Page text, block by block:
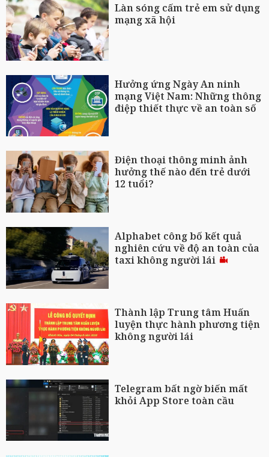
Làn sóng cấm trẻ em sử dụng
mạng xã hội
Hưởng ứng Ngày An ninh
mạng Việt Nam: Những thông
điệp thiết thực về an toàn số
Điện thoại thông minh ảnh
hưởng thế nào đến trẻ dưới
12 tuổi?
Alphabet công bố kết quả
nghiên cứu về độ an toàn của
taxi không người lái
Thành lập Trung tâm Huấn
luyện thực hành phương tiện
không người lái
Telegram bất ngờ biến mất
khỏi App Store toàn cầu